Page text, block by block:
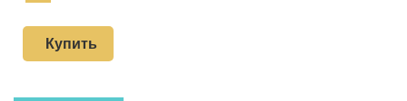
Купить